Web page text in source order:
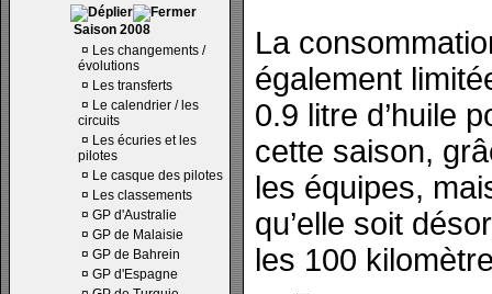
Saison 2008
¤ Les changements /
évolutions
¤ Les transferts
¤ Le calendrier / les
circuits
¤ Les écuries et les
pilotes
¤ Le casque des pilotes
¤ Les classements
¤ GP d'Australie
¤ GP de Malaisie
¤ GP de Bahrein
¤ GP d'Espagne
La
également
0.9 litre d’huile
cette saison,
les équipes,
qu’elle soit
les 100